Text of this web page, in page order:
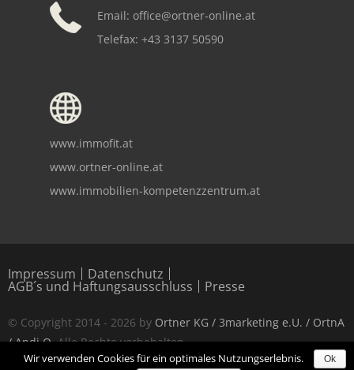
Email: office@ortner-online.at
Telefax: +43 3137 50590
www.immofit.at
www.ortner-online.at
www.immobilien-kompetenzzentrum.at
Impressum
Datenschutz
AGB´s und Haftungsausschluss Presse
© Copyright 2014 - 2026 by Ortner KG / 3marketing e.U. / OrtnA
/ Andi O. Alle Rechte vorbehalten.
Alle Angaben ohne Gewähr.
Wir verwenden Cookies für ein optimales Nutzungserlebnis. Ok